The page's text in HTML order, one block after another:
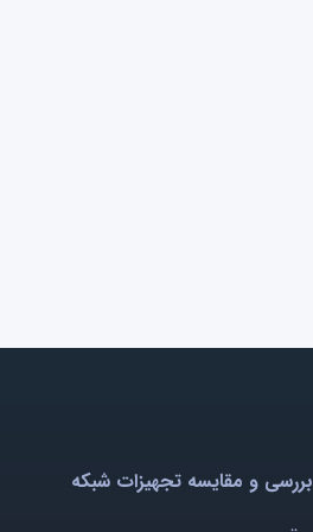
بررسی و مقایسه تجهیزات شبکه